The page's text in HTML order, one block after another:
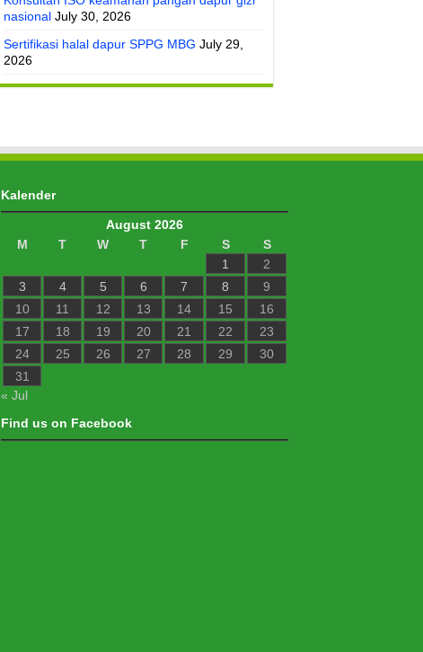
nasional July 30, 2026
Sertifikasi halal dapur SPPG MBG July 29,
2026
Kalender
August 2026
M
T W T F S
S
1
2
3
4 5 6 7 8
9
10
11 12 13 14 15
16
17
18 19 20 21 22
23
24
25 26 27 28 29
30
31
« Jul
Find us on Facebook